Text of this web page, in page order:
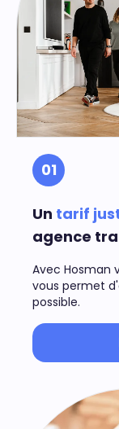
01
Un tarif
agence
Avec Hosman
vous permet
possible.